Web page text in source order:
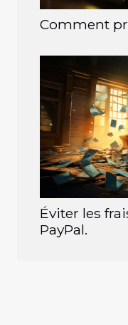
Comment
Éviter les
PayPal.